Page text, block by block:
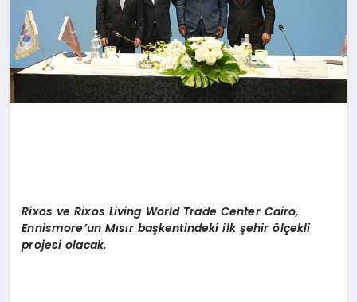
Rixos ve Rixos Living World Trade Center Cairo,
Ennismore’un Mısır başkentindeki ilk şehirölçekli
projesi olacak.